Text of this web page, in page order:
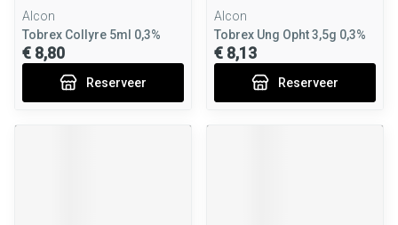
Alcon
Tobrex Collyre 5ml 0,3%
€ 8,80
Reserveer
Alcon
Tobrex Ung Opht 3,5g 0,3%
€ 8,13
Reserveer